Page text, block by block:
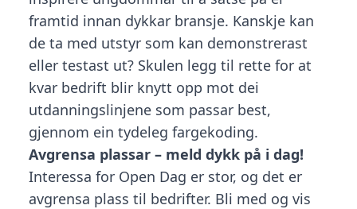
framtid innan dykkar bransje. Kanskje kan
de ta med utstyr som kan demonstrerast
eller testast ut? Skulen legg til rette for at
kvar bedrift blir knytt opp mot dei
utdanningslinjene som passar best,
gjennom ein tydeleg fargekoding.
Avgrensa plassar – meld dykk på i dag!
Interessa for Open Dag er stor, og det er
avgrensa plass til bedrifter. Bli med og vis